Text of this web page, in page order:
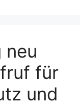
neu
für
und